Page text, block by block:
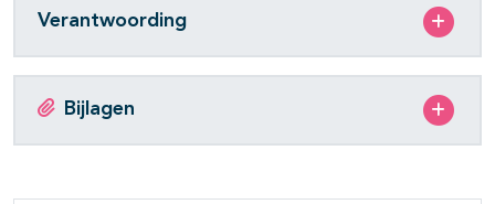
Verantwoording
Bijlagen